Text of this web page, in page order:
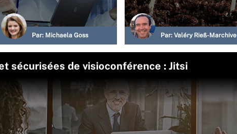
Par: Michaela Goss Par:Valéry Rieß-Marchive
sécurisées de visioconférence : Jitsi